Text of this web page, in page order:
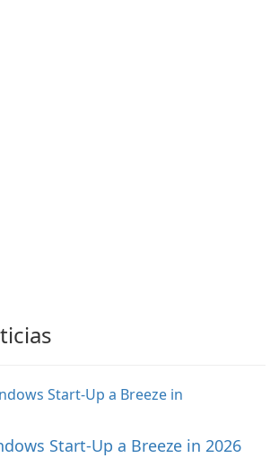
Start-Up a Breeze in 2026